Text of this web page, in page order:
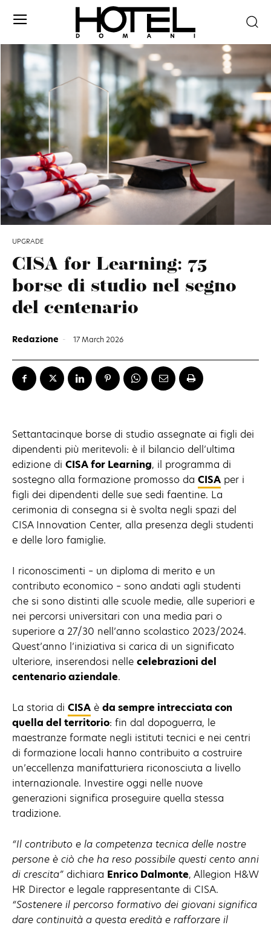
UPGRADE
CISA for Learning: 75
borse di studio nel segno
del centenario
Redazione - 17 March 2026
Settantacinque borse di studio assegnate ai figli dei
dipendenti più meritevoli: è il bilancio dell’ultima
edizione di CISA for Learning, il programma di
sostegno alla formazione promosso da CISA per i
figli dei dipendenti delle sue sedi faentine. La
cerimonia di consegna si è svolta negli spazi del
CISA Innovation Center, alla presenza degli studenti
e delle loro famiglie.
I riconoscimenti – un diploma di merito e un
contributo economico – sono andati agli studenti
che si sono distinti alle scuole medie, alle superiori e
nei percorsi universitari con una media pari o
superiore a 27/30 nell’anno scolastico 2023/2024.
Quest’anno l’iniziativa si carica di un significato
ulteriore, inserendosi nelle celebrazioni del
centenario aziendale.
La storia di CISA è da sempre intrecciata con
quella del territorio: fin dal dopoguerra, le
maestranze formate negli istituti tecnici e nei centri
di formazione locali hanno contribuito a costruire
un’eccellenza manifatturiera riconosciuta a livello
internazionale. Investire oggi nelle nuove
generazioni significa proseguire quella stessa
tradizione.
“Il contributo e la competenza tecnica delle nostre
persone è ciò che ha reso possibile questi cento anni
di crescita” dichiara Enrico Dalmonte, Allegion H&W
HR Director e legale rappresentante di CISA.
“Sostenere il percorso formativo dei giovani significa
dare continuità a questa eredità e rafforzare il